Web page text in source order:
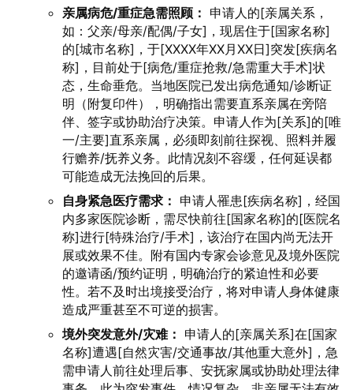
亲属病危/重症急需照顾： 申请人的[亲属关系，
如：父亲/母亲/配偶/子女]，现居住于[国家名称]
的[城市名称]，于[XXXX年XX月XX日]突发[疾病名
称]，目前处于[病危/重症抢救/急需重大手术]状
态，生命垂危。当地医院已发出病危通知/诊断证
明（附复印件），明确指出需要直系亲属在旁陪
伴、签字或协助治疗决策。申请人作为[关系]的[唯
一/主要]直系亲属，必须即刻前往探视、照料并履
行赡养/抚养义务。此情况刻不容缓，任何延误都
可能造成无法挽回的后果。
自身紧急医疗需求： 申请人罹患[疾病名称]，经国
内多家医院诊断，需尽快前往[国家名称]的[医院名
称]进行[特殊治疗/手术]，该治疗在国内尚无法开
展或效果不佳。附有国内专家会诊意见及境外医院
的邀请函/预约证明，明确治疗的紧迫性和必要
性。若不及时出境接受治疗，将对申请人身体健康
造成严重甚至不可逆的损害。
境外突发意外/灾难： 申请人的[亲属关系]在[国家
名称]遭遇[自然灾害/交通事故/其他重大意外]，急
需申请人前往处理后事、安抚家属或协助处理法律